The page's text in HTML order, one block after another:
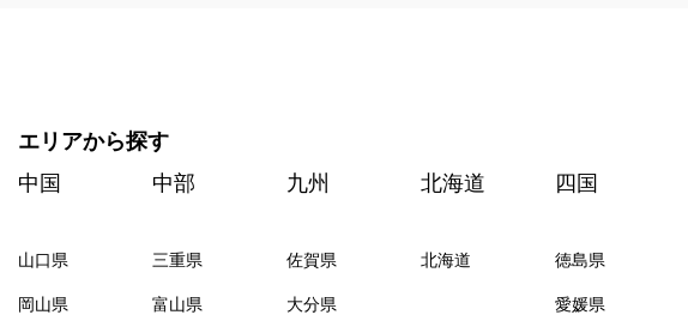
エリアから探す
中国
山口県
岡山県
中部
三重県
富山県
九州
佐賀県
大分県
北海道
北海道
四国
徳島県
愛媛県